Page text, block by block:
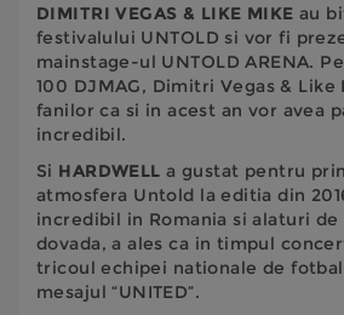
DIMITRI VEGAS & LIKE MIKE au
festivalului UNTOLD si vor fi
mainstage-ul UNTOLD ARENA.
100 DJMAG, Dimitri Vegas &
fanilor ca si in acest an vor avea
incredibil.
Si HARDWELLa gustat pentru
atmosfera Untold la editia din
incredibil in Romania si alaturi
dovada, a ales ca in timpul
tricoul echipei nationale de
mesajul “UNITED”.